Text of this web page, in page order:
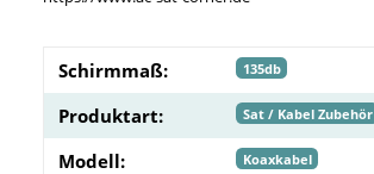
Schirmmaß: 135db
Produktart: Sat / Kabel Zubehör
Modell: Koaxkabel